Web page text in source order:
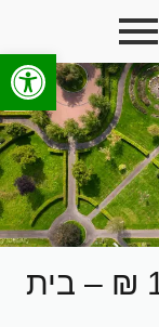
פתח
בניית גינות החל מ-199 ₪ – בית